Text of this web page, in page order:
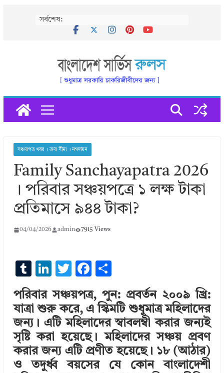
সর্বশেষ:
সঞ্চয়পত্র খবর । ক্রয় সীমা । নগদায়ন
Family Sanchayapatra 2026
। পরিবার সঞ্চয়পত্রে ১ লক্ষ টাকা
প্রতিমাসে ৯৪৪ টাকা?
04/04/2026 admin 7915 Views
T
m
bl
r
Li
k
e
dI
n
T
it
te
r
F
e
b
o
o
k
ar
e
পরিবার সঞ্চয়পত্র, পুন: প্রবর্তন ২০০৯ খ্রি:
যাত্রা শুরু করে, এ স্কিমটি শুধুমাত্র মহিলাদের
জন্য। এটি মহিলাদের স্বাবলম্বী করার জন্যই
সৃষ্টি করা হয়েছে। মহিলাদের সঞ্চয় প্রবণ
করার জন্য এটি প্রণীত হয়েছে। ১৮ (আঠার)
ও তদুর্ধ্ব বয়সের যে কোন বাংলাদেশী